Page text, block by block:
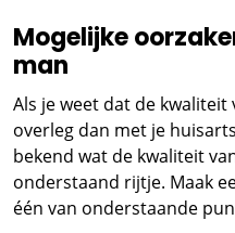
Mogelijke
man
Als je weet dat de kwaliteit
overleg dan met je
bekend wat de kwaliteit
onderstaand rijtje. Maak
één van onderstaande